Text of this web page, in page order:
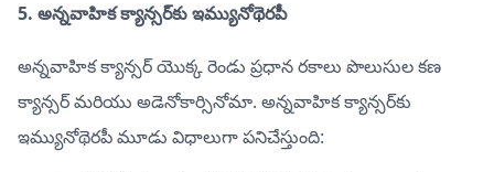
5. అన్నవాహిక క్యాన్సర్‌కు ఇమ్యునోథెరపీ
అన్నవాహిక క్యాన్సర్ యొక్క రెండు ప్రధాన రకాలు పొలుసుల కణ
క్యాన్సర్ మరియు అడెనోకార్సినోమా. అన్నవాహిక క్యాన్సర్‌కు
ఇమ్యునోథెరపీ మూడు విధాలుగా పనిచేస్తుంది: